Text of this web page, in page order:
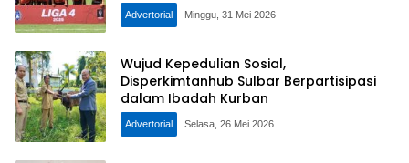
Advertorial Minggu, 31 Mei 2026
Wujud Kepedulian Sosial,
Disperkimtanhub Sulbar Berpartisipasi
dalam Ibadah Kurban
Advertorial Selasa, 26 Mei 2026